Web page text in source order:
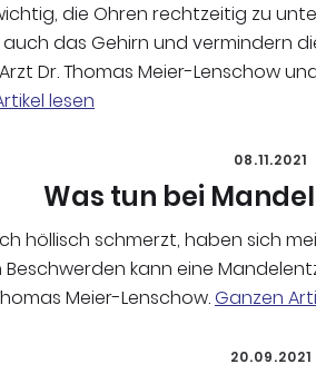
die Ohren rechtzeitig zu
das Gehirn und vermindern
Dr. Thomas Meier-Lenschow
lesen
08.11.2021
Was tun bei
höllisch schmerzt, haben sich
kann eine
Meier-Lenschow.Ganzen
20.09.2021